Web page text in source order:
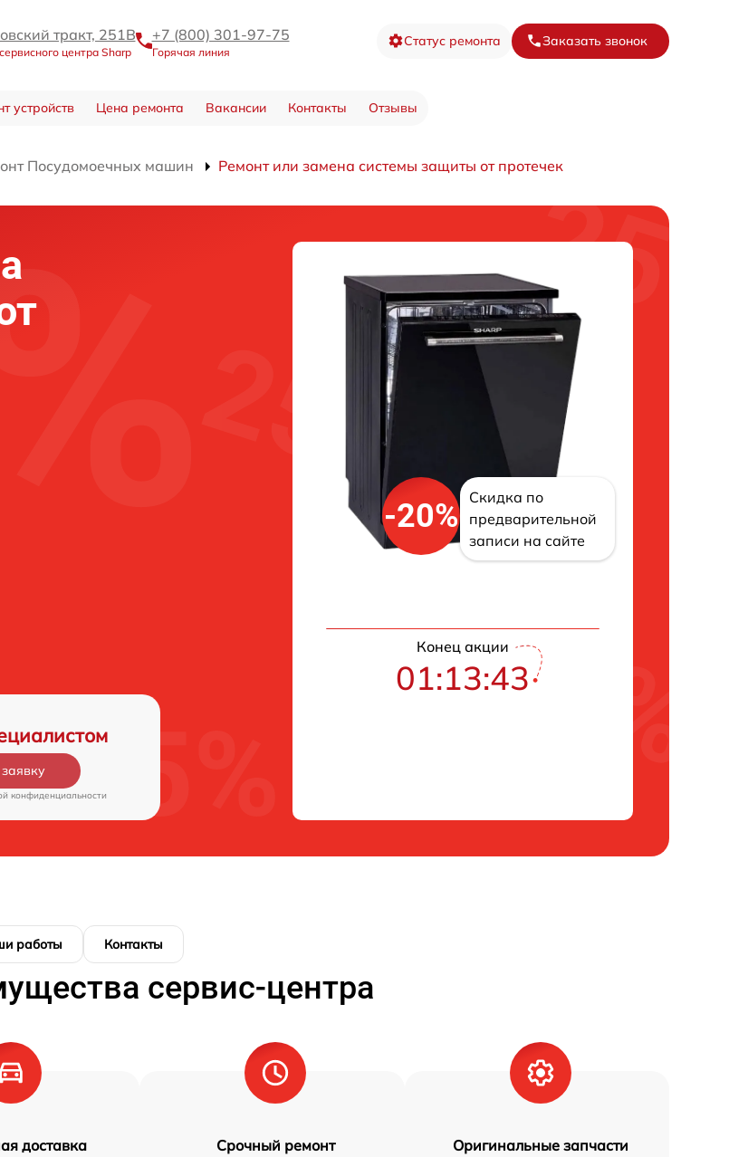
тракт, 251В
центра Sharp
+7 (800) 301-97-75
Горячая линия
Статус ремонта Заказать звонок
устройств Цена ремонта Вакансии Контакты Отзывы
Посудомоечных машин Ремонт или замена системы защиты от протечек
конфиденциальности
-20%
Скидка по
предварительной
записи на сайте
Конец акции
01:13:42
работы Контакты
сервис-центра
доставка Срочный ремонт Оригинальные запчасти